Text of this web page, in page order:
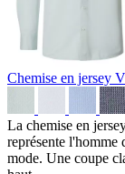
Chemise en jersey
La chemise en
représente l'homme
mode. Une coupe